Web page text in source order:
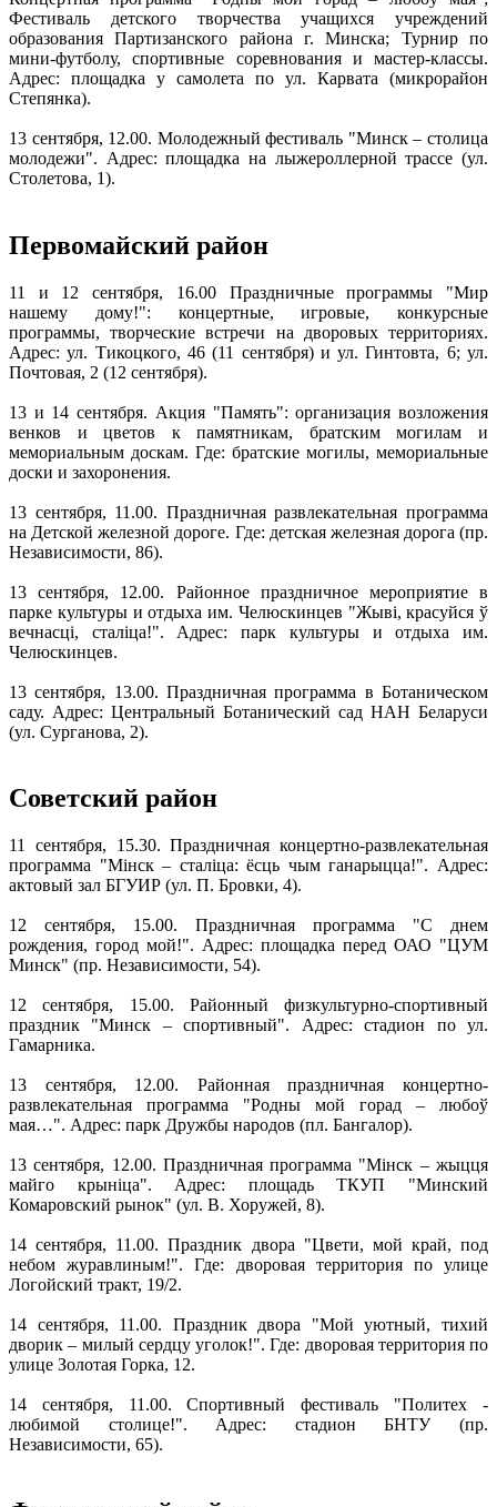
Фестиваль детского творчества учащихся учреждений
образования Партизанского района г. Минска; Турнир по
мини-футболу, спортивные соревнования и мастер-классы.
Адрес: площадка у самолета по ул. Карвата (микрорайон
Степянка).
13 сентября, 12.00. Молодежный фестиваль "Минск – столица
молодежи". Адрес: площадка на лыжероллерной трассе (ул.
Столетова, 1).
Первомайский район
11 и 12 сентября, 16.00 Праздничные программы "Мир
нашему дому!": концертные, игровые, конкурсные
программы, творческие встречи на дворовых территориях.
Адрес: ул. Тикоцкого, 46 (11 сентября) и ул. Гинтовта, 6; ул.
Почтовая, 2 (12 сентября).
13 и 14 сентября. Акция "Память": организация возложения
венков и цветов к памятникам, братским могилам и
мемориальным доскам. Где: братские могилы, мемориальные
доски и захоронения.
13 сентября, 11.00. Праздничная развлекательная программа
на Детской железной дороге. Где: детская железная дорога (пр.
Независимости, 86).
13 сентября, 12.00. Районное праздничное мероприятие в
парке культуры и отдыха им. Челюскинцев "Жыві, красуйся ў
вечнасці, сталіца!". Адрес: парк культуры и отдыха им.
Челюскинцев.
13 сентября, 13.00. Праздничная программа в Ботаническом
саду. Адрес: Центральный Ботанический сад НАН Беларуси
(ул. Сурганова, 2).
Советский район
11 сентября, 15.30. Праздничная концертно-развлекательная
программа "Мінск – сталіца: ёсць чым ганарыцца!". Адрес:
актовый зал БГУИР (ул. П. Бровки, 4).
12 сентября, 15.00. Праздничная программа "С днем
рождения, город мой!". Адрес: площадка перед ОАО "ЦУМ
Минск" (пр. Независимости, 54).
12 сентября, 15.00. Районный физкультурно-спортивный
праздник "Минск – спортивный". Адрес: стадион по ул.
Гамарника.
13 сентября, 12.00. Районная праздничная концертно-
развлекательная программа "Родны мой горад – любоў
мая…". Адрес: парк Дружбы народов (пл. Бангалор).
13 сентября, 12.00. Праздничная программа "Мінск – жыцця
майго крыніца". Адрес: площадь ТКУП "Минский
Комаровский рынок" (ул. В. Хоружей, 8).
14 сентября, 11.00. Праздник двора "Цвети, мой край, под
небом журавлиным!". Где: дворовая территория по улице
Логойский тракт, 19/2.
14 сентября, 11.00. Праздник двора "Мой уютный, тихий
дворик – милый сердцу уголок!". Где: дворовая территория по
улице Золотая Горка, 12.
14 сентября, 11.00. Спортивный фестиваль "Политех -
любимой столице!". Адрес: стадион БНТУ (пр.
Независимости, 65).